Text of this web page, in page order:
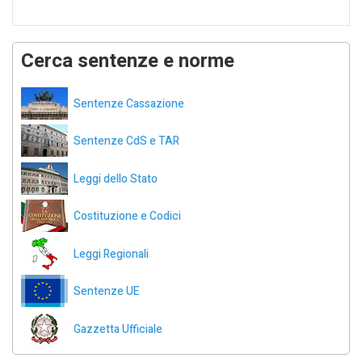
Cerca sentenze e norme
Sentenze Cassazione
Sentenze CdS e TAR
Leggi dello Stato
Costituzione e Codici
Leggi Regionali
Sentenze UE
Gazzetta Ufficiale